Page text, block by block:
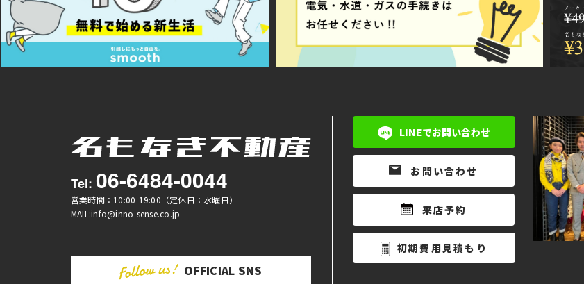
Tel: 06-6484-0044
営業時間：10:00-19:00（定休日：水曜日）
MAIL:info@inno-sense.co.jp
OFFICIAL SNS
LINEでお問い合わせ
お問い合わせ
来店予約
初期費用見積もり